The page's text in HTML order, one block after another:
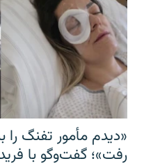
«دیدم مأمور تفنگ
رفت»؛ گفت‌و‌گو با